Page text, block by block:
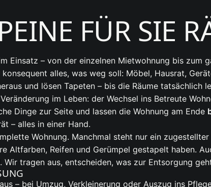
FÜR SIE
Einsatz – von der einzelnen Mietwohnung bis zum
alles, was weg soll: Möbel, Hausrat,
und lösen Tapeten – bis die Räume tatsächlich
im Leben: der Wechsel ins Betreute
Dinge zur Seite und lassen die Wohnung am Ende
– alles in einer Hand.
Wohnung. Manchmal steht nur ein zugestellter
Altfarben, Reifen und Gerümpel gestapelt haben.
tragen aus, entscheiden, was zur Entsorgung
– bei Umzug, Verkleinerung oder Auszug ins